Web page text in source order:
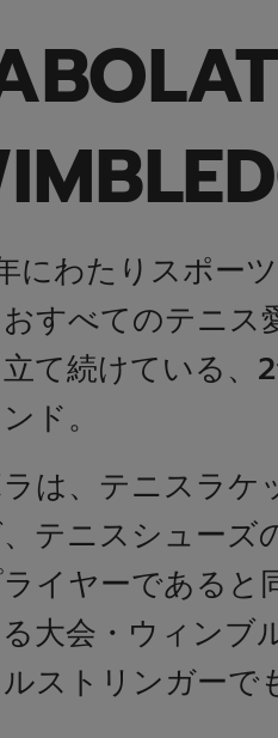
にわたりスポー
すべてのテニス
て続けている、
ド。
は、テニスラケ
テニスシューズ
イヤーであると
大会・ウィンブ
ストリンガーで